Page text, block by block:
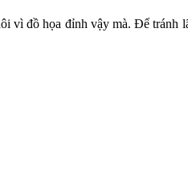
vì đồ họa đỉnh vậy mà. Để tránh